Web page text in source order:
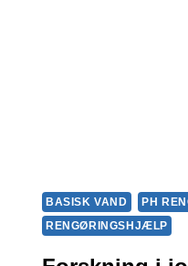
BASISK VAND PH
RENGØRINGSHJÆLP